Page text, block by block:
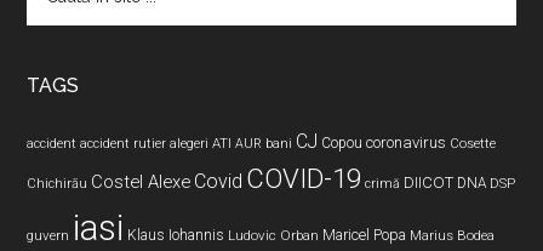
TAGS
accident accident rutier alegeri ATI AUR bani CJ Copou coronavirus Cosette
Chichirău Costel Alexe Covid COVID-19 crimă DIICOT DNA DSP
guvern iasi Klaus Iohannis Ludovic Orban Maricel Popa Marius Bodea